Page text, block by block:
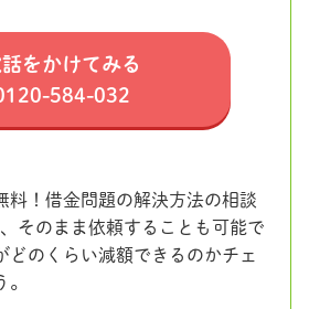
をかけてみる
584-032
料！借金問題の解決方法の相談
そのまま依頼することも可能で
どのくらい減額できるのかチェ